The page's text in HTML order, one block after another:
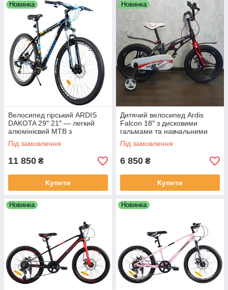
Новинка
Велосипед гірський ARDIS
DAKOTA 29″ 21″ — легкий
алюмінієвий MTB з
дисковими гальмами у
чорно-синьому кольорі
Під замовлення
11 850 ₴
Купити
Новинка
Дитячий велосипед Ardis
Falcon 18″ з дисковими
гальмами та навчальними
колесами у чорно-червоному
кольорі
Під замовлення
6 850 ₴
Купити
Новинка Новинка